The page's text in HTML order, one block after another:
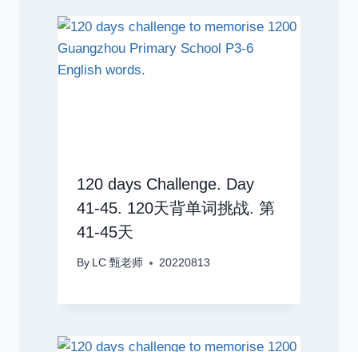
120 days Challenge. Day
41-45. 120天背单词挑战. 第
41-45天
By LC 甄老师 20220813